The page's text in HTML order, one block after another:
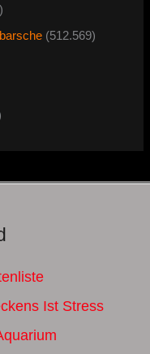
(512.569)
Ist Stress